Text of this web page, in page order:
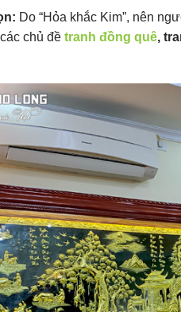
Do “Hỏa khắc Kim”, nên
chủ đề tranh đồng quê,